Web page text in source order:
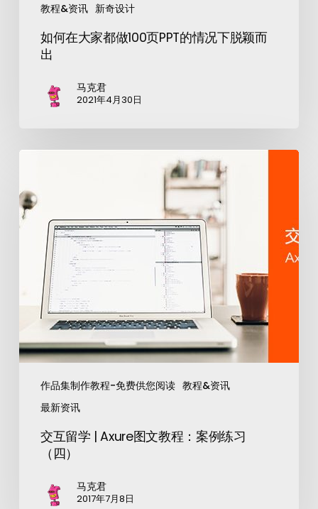
教程&资讯 新奇设计
如何在大家都做100页PPT的情况下脱颖而
出
马克君
2021年4月30日
作品集制作教程-免费供您阅读 教程&资讯
最新资讯
交互留学 | Axure图文教程：案例练习
（四）
马克君
2017年7月8日